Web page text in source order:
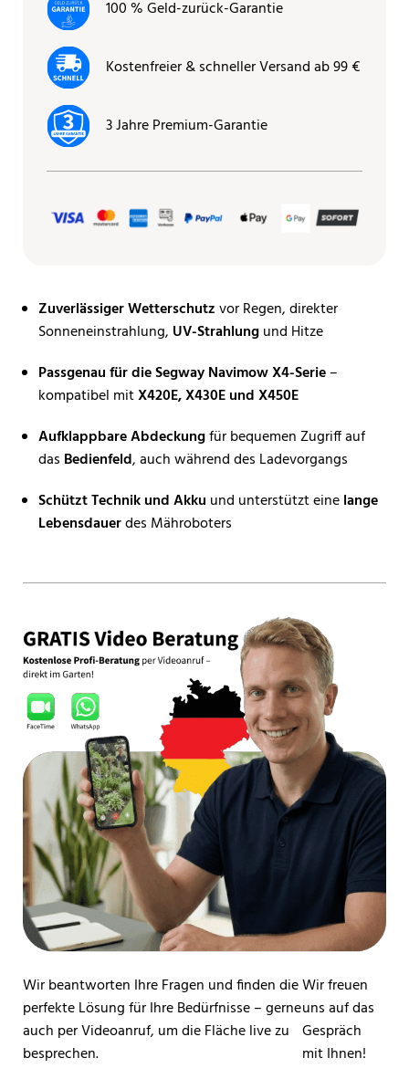
100 % Geld-zurück-Garantie
Kostenfreier & schneller Versand ab 99 €
3 Jahre Premium-Garantie
Zuverlässiger Wetterschutzvor Regen, direkter
Sonneneinstrahlung, UV-Strahlungund Hitze
Passgenau für die Segway Navimow X4-Serie–
kompatibel mitX420E, X430E und X450E
Aufklappbare Abdeckungfür bequemen Zugriff auf
das Bedienfeld, auch während des Ladevorgangs
Schützt Technik und Akku und unterstützt einelange
Lebensdauerdes Mähroboters
Wir beantworten Ihre Fragen und finden die
perfekte Lösung für Ihre Bedürfnisse – gerne
auch per Videoanruf, um die Fläche live zu
besprechen.
Wir freuen
uns auf das
Gespräch
mit Ihnen!